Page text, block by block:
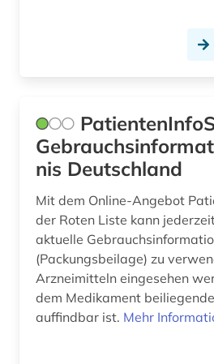
nis Deutschland
Mit dem Online-Angebot
der Roten Liste kann
aktuelle
(Packungsbeilage) zu
Arzneimitteln eingesehen
dem Medikament
auffindbar ist. Mehr